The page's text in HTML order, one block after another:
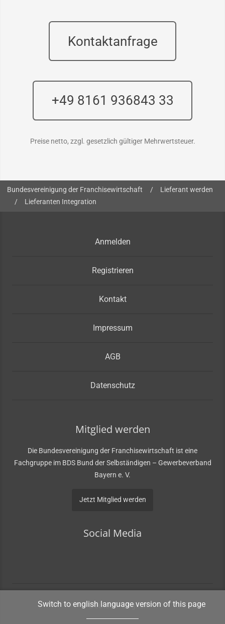
Kontaktanfrage
+49 8161 936843 33
Preise netto, zzgl. gesetzlich gültiger Mehrwertsteuer.
Sie sind hier:
Bundesvereinigung der Franchisewirtschaft /
Lieferant werden
/
Lieferanten Integration
Anmelden
Registrieren
Kontakt
Impressum
AGB
Datenschutz
Mitglied werden
Die Bundesvereinigung der Franchisewirtschaft ist eine
Fachgruppe im BDS Bund der Selbständigen – Gewerbeverband
Bayern e. V.
Jetzt Mitglied werden
Social Media
Deutsch English
Switch to english language version of this page